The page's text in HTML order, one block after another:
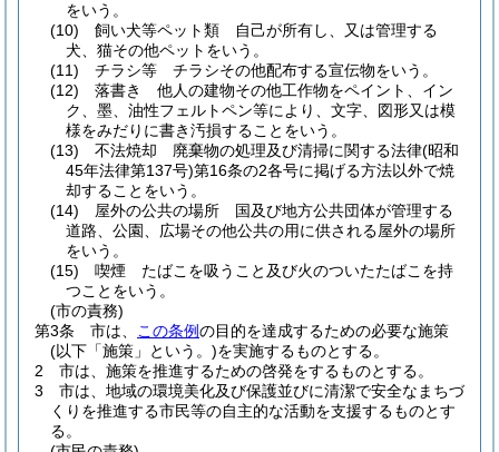
をいう。
(10)
飼い犬等ペット類 自己が所有し、又は管理する
犬、猫その他ペットをいう。
(11)
チラシ等 チラシその他配布する宣伝物をいう。
(12)
落書き 他人の建物その他工作物をペイント、イン
ク、墨、油性フェルトペン等により、文字、図形又は模
様をみだりに書き汚損することをいう。
(13)
不法焼却 廃棄物の処理及び清掃に関する法律(昭和
45年法律第137号)第16条の2各号に掲げる方法以外で焼
却することをいう。
(14)
屋外の公共の場所 国及び地方公共団体が管理する
道路、公園、広場その他公共の用に供される屋外の場所
をいう。
(15)
喫煙 たばこを吸うこと及び火のついたたばこを持
つことをいう。
(市の責務)
第3条
市は、 この条例の目的を達成するための必要な施策
(以下「施策」という。)を実施するものとする。
2
市は、施策を推進するための啓発をするものとする。
3
市は、地域の環境美化及び保護並びに清潔で安全なまちづ
くりを推進する市民等の自主的な活動を支援するものとす
る。